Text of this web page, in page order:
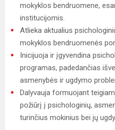
mokyklos bendruomene,
institucijomis.
Atlieka aktualius
mokyklos bendruomenės
Inicijuoja ir įgyvendina
programas, padedančias
asmenybės ir ugdymo
Dalyvauja formuojant
požiūrį į psichologinių,
turinčius mokinius bei jų